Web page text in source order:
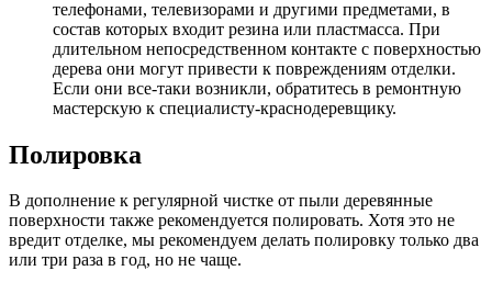
телефонами, телевизорами и другими предметами, в
состав которых входит резина или пластмасса. При
длительном непосредственном контакте с поверхностью
дерева они могут привести к повреждениям отделки.
Если они все-таки возникли, обратитесь в ремонтную
мастерскую к специалисту-краснодеревщику.
Полировка
В дополнение к регулярной чистке от пыли деревянные
поверхности также рекомендуется полировать. Хотя это не
вредит отделке, мы рекомендуем делать полировку только два
или три раза в год, но не чаще.